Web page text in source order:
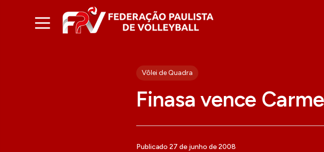
Vôlei de Quadra
Finasa vence
Publicado 27 de junho de 2008